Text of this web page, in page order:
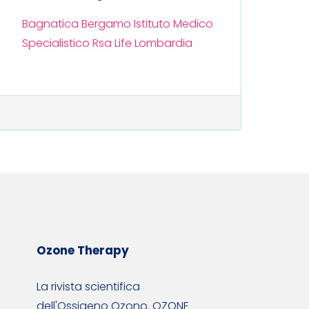
Bagnatica Bergamo Istituto Medico
Specialistico Rsa Life Lombardia
Ozone Therapy
La rivista scientifica